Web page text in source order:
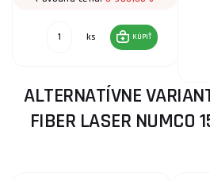
ks KÚPIŤ
ALTERNATÍVNE
FIBER LASER NUMCO